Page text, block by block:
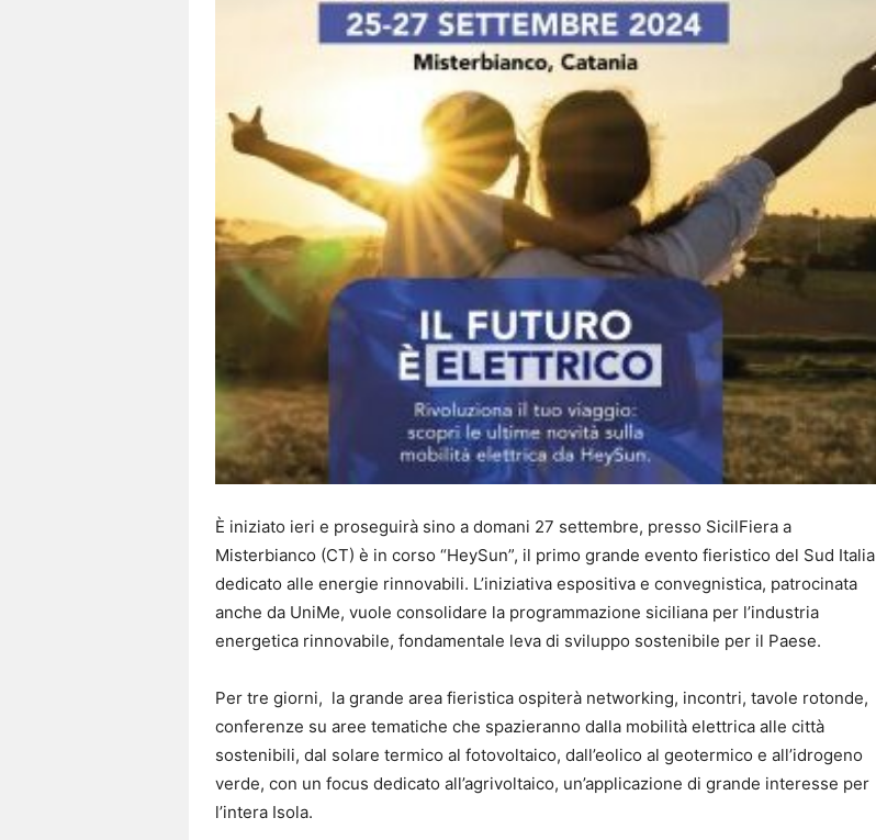
È iniziato ieri e proseguirà sino a domani 27 settembre, presso SicilFiera a
Misterbianco (CT) è in corso “HeySun”, il primo grande evento fieristico del Sud Italia
dedicato alle energie rinnovabili. L’iniziativa espositiva e convegnistica, patrocinata
anche da UniMe, vuole consolidare la programmazione siciliana per l’industria
energetica rinnovabile, fondamentale leva di sviluppo sostenibile per il Paese.
Per tre giorni, la grande area fieristica ospiterà networking, incontri, tavole rotonde,
conferenze su aree tematiche che spazieranno dalla mobilità elettrica alle città
sostenibili, dal solare termico al fotovoltaico, dall’eolico al geotermico e all’idrogeno
verde, con un focus dedicato all’agrivoltaico, un’applicazione di grande interesse per
l’intera Isola.